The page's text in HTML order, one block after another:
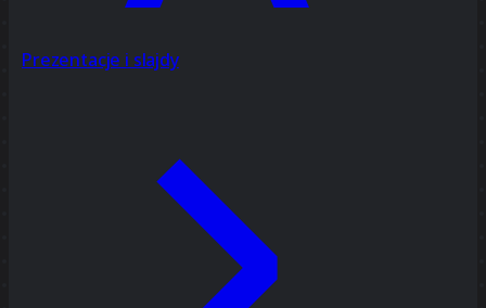
Prezentacje i slajdy